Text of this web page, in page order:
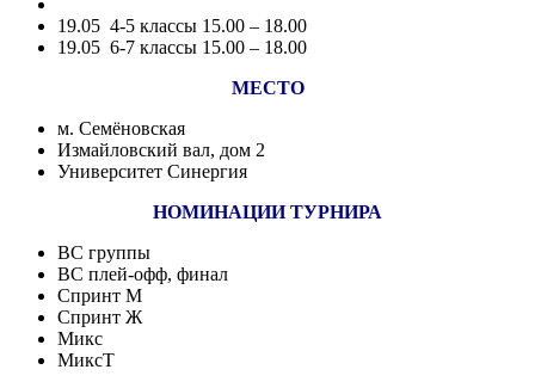
19.05 4-5 классы 15.00 – 18.00
19.05 6-7 классы 15.00 – 18.00
МЕСТО
м. Семёновская
Измайловский вал, дом 2
Университет Синергия
НОМИНАЦИИ ТУРНИРА
ВС группы
ВС плей-офф, финал
Спринт М
Спринт Ж
Микс
МиксТ